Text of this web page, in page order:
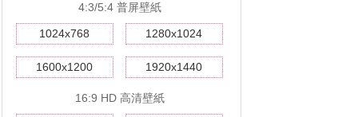
4:3/5:4 普屏壁紙
1024x768 1280x1024
1600x1200 1920x1440
16:9 HD 高清壁紙